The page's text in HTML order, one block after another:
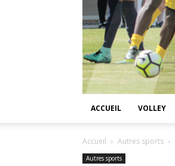
ACCUEIL VOLLEY
Accueil Autres sports
Autres sports